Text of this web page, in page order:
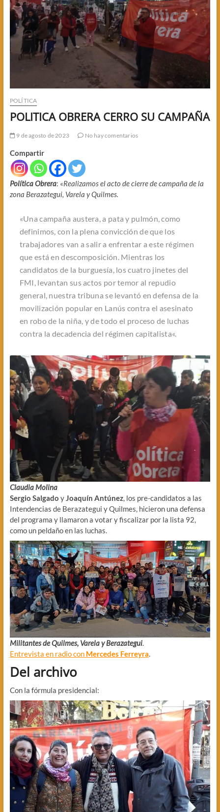
POLÍTICA
POLITICA OBRERA CERRO SU CAMPAÑA
9 de agosto de 2023 No hay comentarios
Compartir
Política Obrera: «Realizamos el acto de cierre de campaña de la
zona Berazategui, Varela yQuilmes.
«Una campaña austera, a pata y pulmón, como
definimos, con la plena convicción de que los
trabajadores van a salir a enfrentar a este régimen
que está en descomposición. Mientras los
candidatos de la burguesía, los cuatro jinetes del
FMI, levantan sus actos por temor al repudio
general, nuestra tribuna se levantó en defensa de la
movilización popular en Lanús contra el asesinato
en robo de la niña, y de todo el proceso de luchas
contra la decadencia del régimen capitalista«.
Claudia Molina
Sergio Salgado yJoaquín Antúnez, los pre-candidatos a las
Intendencias de Berazategui y Quilmes, hicieron una defensa
del programa y llamaron a votar y fiscalizar por la lista 92,
como un peldaño en las luchas.
Militantes de Quilmes, Varela y Berazategui.
Entrevista en radio con Mercedes Ferreyra.
Del archivo
Con la fórmula presidencial: